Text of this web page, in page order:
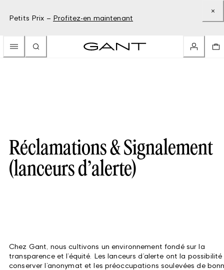
Petits Prix – Profitez-en maintenant
Réclamations & Signalement
(lanceurs d’alerte)
Chez Gant, nous cultivons un environnement fondé sur la
transparence et l’équité. Les lanceurs d’alerte ont la possibilité
conserver l’anonymat et les préoccupations soulevées de